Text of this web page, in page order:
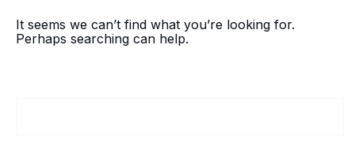
It seems we can’t find what you’re looking for.
Perhaps searching can help.